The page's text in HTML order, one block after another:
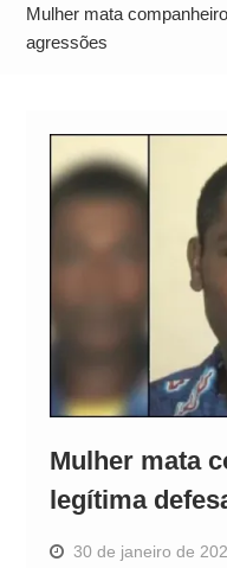
Operação Ágio:
suspeitos e mira
Mulher mata
agressões
Mulher mata
legítima
30 de janeiro de